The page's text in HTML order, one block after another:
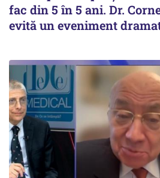
fac din 5 în 5 ani. Dr.
evită un eveniment